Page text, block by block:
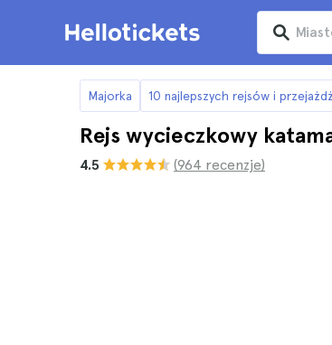
Majorka 10 najlepszych rejsów i
Rejs wycieczkowy
4.5 (964 recenzje)